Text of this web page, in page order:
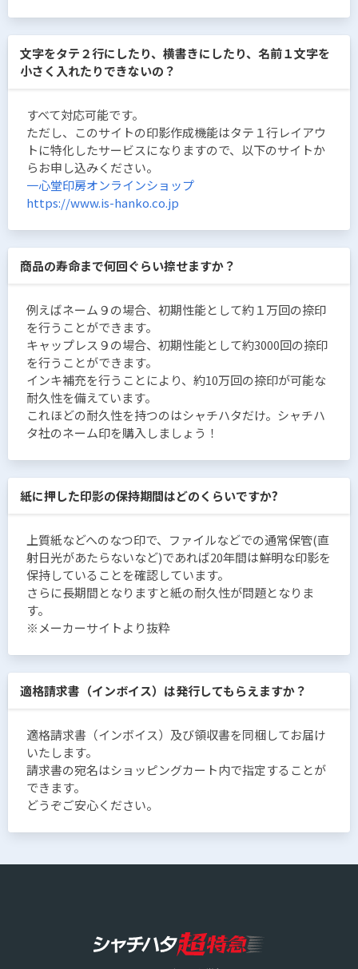
文字をタテ２行にしたり、横書きにしたり、名前１文字を
小さく入れたりできないの？
すべて対応可能です。
ただし、このサイトの印影作成機能はタテ１行レイアウ
トに特化したサービスになりますので、以下のサイトか
らお申し込みください。
一心堂印房オンラインショップ
https://www.is-hanko.co.jp
商品の寿命まで何回ぐらい捺せますか？
例えばネーム９の場合、初期性能として約１万回の捺印
を行うことができます。
キャップレス９の場合、初期性能として約3000回の捺印
を行うことができます。
インキ補充を行うことにより、約10万回の捺印が可能な
耐久性を備えています。
これほどの耐久性を持つのはシャチハタだけ。シャチハ
タ社のネーム印を購入しましょう！
紙に押した印影の保持期間はどのくらいですか?
上質紙などへのなつ印で、ファイルなどでの通常保管(直
射日光があたらないなど)であれば20年間は鮮明な印影を
保持していることを確認しています。
さらに長期間となりますと紙の耐久性が問題となりま
す。
※メーカーサイトより抜粋
適格請求書（インボイス）は発行してもらえますか？
適格請求書（インボイス）及び領収書を同梱してお届け
いたします。
請求書の宛名はショッピングカート内で指定することが
できます。
どうぞご安心ください。